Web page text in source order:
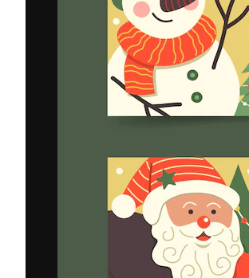
繁體中文 (香港)
Copyright © 2010- 2026